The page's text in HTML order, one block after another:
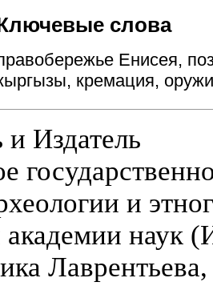
слова
Енисея,
кремация,
Издатель
и
академии